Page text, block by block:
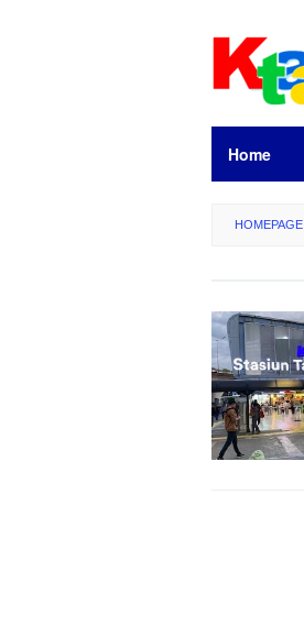
Home
HOMEPAGE